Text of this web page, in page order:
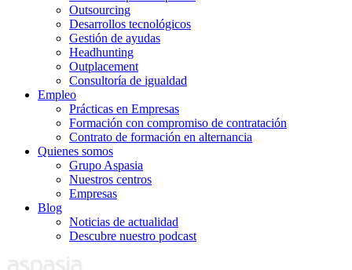
Outsourcing
Desarrollos tecnológicos
Gestión de ayudas
Headhunting
Outplacement
Consultoría de igualdad
Empleo
Prácticas en Empresas
Formación con compromiso de contratación
Contrato de formación en alternancia
Quienes somos
Grupo Aspasia
Nuestros centros
Empresas
Blog
Noticias de actualidad
Descubre nuestro podcast